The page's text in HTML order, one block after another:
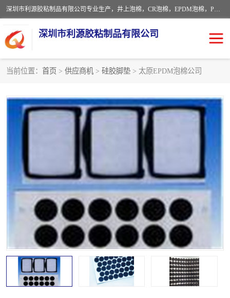
深圳市利源胶粘制品有限公司专业生产，井上泡棉，CR泡棉，EPDM泡棉，PORON泡棉厚度剖切，公差正负0.1mm，硅胶条，脚垫，异形一次成型，雕刻EVA海绵；包装材料:精密仪器、医疗器具、运输时缓冲、防震材料。建筑:住房装潢材料、房屋门窗密封；轻便、强韧性：轻便并且具有较强的韧性，良好的耐油性与耐溶剂性。隔热性：导热性低具有优越的保温性，具有的回弹性。
深圳市利源胶粘制品有限公司
当前位置： 首页 > 供应商机 > 硅胶脚垫 > 太原EPDM泡棉公司
PORON泡棉 防火海绵
佛橡胶泡棉